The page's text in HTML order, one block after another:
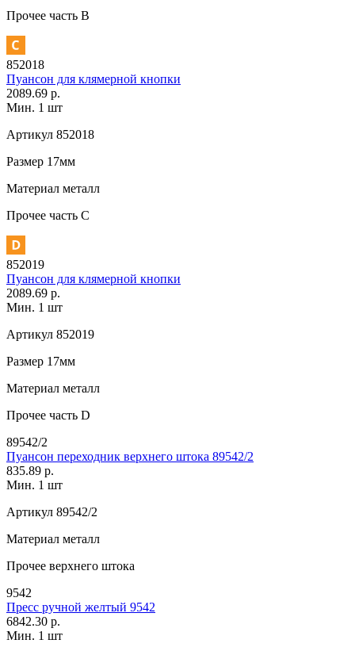
Прочее часть В
852018
Пуансон для клямерной кнопки
2089.69 р.
Мин. 1 шт
Артикул 852018
Размер 17мм
Материал металл
Прочее часть С
852019
Пуансон для клямерной кнопки
2089.69 р.
Мин. 1 шт
Артикул 852019
Размер 17мм
Материал металл
Прочее часть D
89542/2
Пуансон переходник верхнего штока 89542/2
835.89 р.
Мин. 1 шт
Артикул 89542/2
Материал металл
Прочее верхнего штока
9542
Пресс ручной желтый 9542
6842.30 р.
Мин. 1 шт